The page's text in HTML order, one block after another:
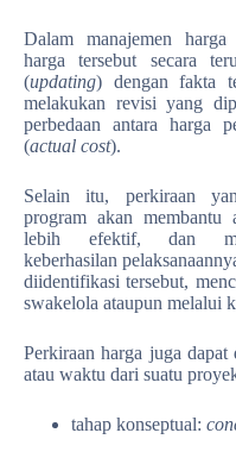
Dalam manajemen
harga tersebut secara
(updating) dengan fakta
melakukan revisi yang
perbedaan antara harga
(actual cost).
Selain itu, perkiraan
program akan membantu
lebih efektif, dan
keberhasilan
diidentifikasi tersebut,
swakelola ataupun melalui
Perkiraan harga juga dapat
atau waktu dari suatu
tahap konseptual: